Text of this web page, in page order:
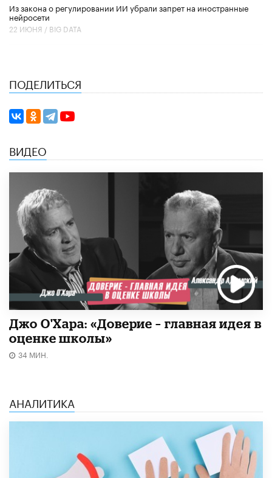
Из закона о регулировании ИИ убрали запрет на иностранные
нейросети
22 ИЮНЯ / BIG DATA
ПОДЕЛИТЬСЯ
ВИДЕО
Джо О'Хара: «Доверие – главная идея в
оценке школы»
34 МИН.
АНАЛИТИКА